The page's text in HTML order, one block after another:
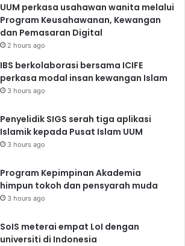
UUM perkasa usahawan wanita melalui
Program Keusahawanan, Kewangan
dan Pemasaran Digital
2 hours ago
IBS berkolaborasi bersama ICIFE
perkasa modal insan kewangan Islam
3 hours ago
Penyelidik SIGS serah tiga aplikasi
Islamik kepada Pusat Islam UUM
3 hours ago
Program Kepimpinan Akademia
himpun tokoh dan pensyarah muda
3 hours ago
SoIS meterai empat LoI dengan
universiti di Indonesia